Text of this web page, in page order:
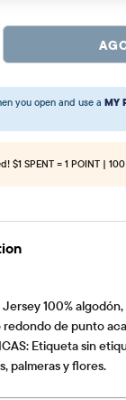
you open and use a MY
$1 SPENT = 1 POINT |
Jersey 100%
redondo de punto
Etiqueta sin
palmeras y flores.